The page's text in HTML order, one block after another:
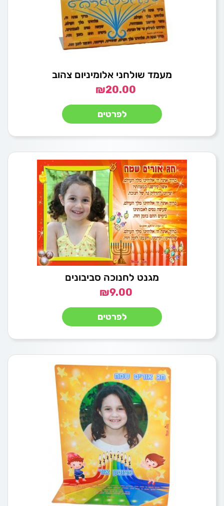
מעמד שולחני אלומיניום צהוב
₪20.00
לפרטים
מגנט לחנוכה סביבונים
₪9.00
לפרטים